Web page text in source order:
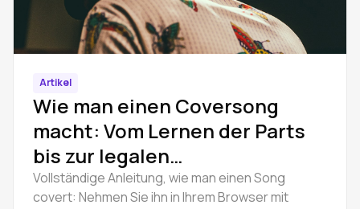
Artikel
Wie man einen Coversong
macht: Vom Lernen der Parts
bis zur legalen
Veröffentlichung
Vollständige Anleitung, wie man einen Song
covert: Nehmen Sie ihn in Ihrem Browser mit